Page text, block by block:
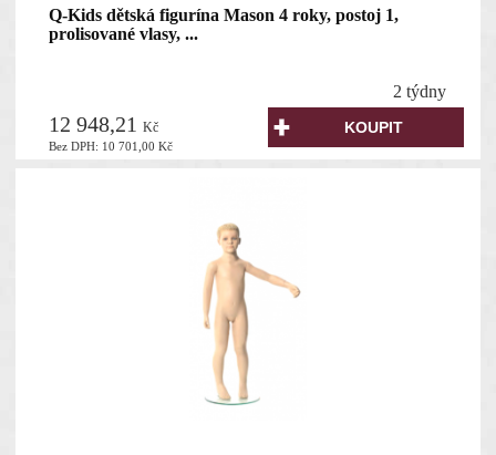
Q-Kids dětská figurína Mason 4 roky, postoj 1,
prolisované vlasy, ...
2 týdny
Bez DPH: 10 701,00Kč
12 948,21Kč